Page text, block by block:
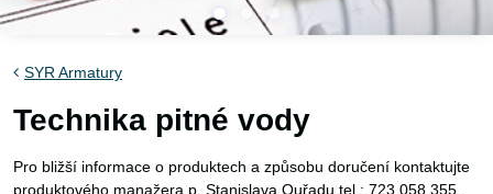
SYR Armatury
Technika pitné vody
Pro bližší informace o produktech a způsobu doručení kontaktujte
produktového manažera p. Stanislava Ouřadu tel.: 723 058 355.